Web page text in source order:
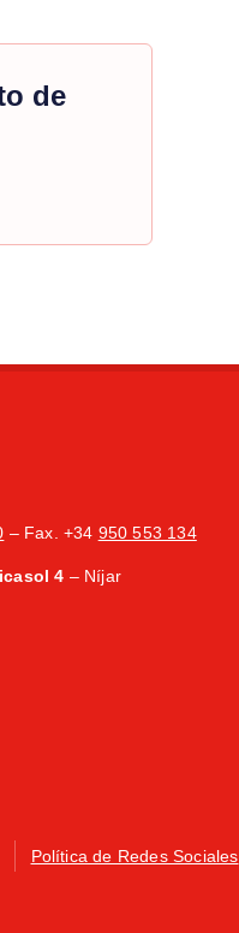
de
– Fax. +34 950 553 134
4 – Níjar
Política de Redes Sociales